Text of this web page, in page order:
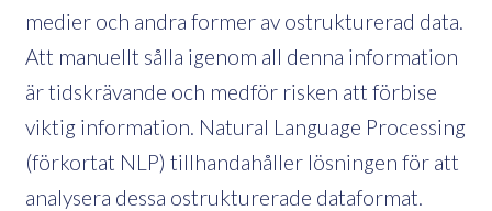
medier och andra former av ostrukturerad data.
Att manuellt sålla igenom all denna information
är tidskrävande och medför risken att förbise
viktig information. Natural Language Processing
(förkortat NLP) tillhandahåller lösningen för att
analysera dessa ostrukturerade dataformat.